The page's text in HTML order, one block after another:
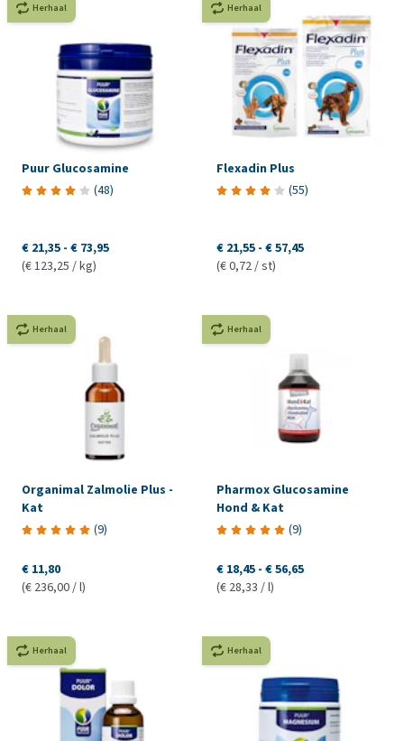
Herhaal
Puur Glucosamine
(48)
€ 21,35 - € 73,95
(€ 123,25 / kg)
Herhaal
Flexadin Plus
(55)
€ 21,55 - € 57,45
(€ 0,72 / st)
Herhaal
Organimal Zalmolie Plus -
Kat
(9)
€ 11,80
(€ 236,00 / l)
Herhaal
Pharmox Glucosamine
Hond & Kat
(9)
€ 18,45 - € 56,65
(€ 28,33 / l)
Herhaal Herhaal